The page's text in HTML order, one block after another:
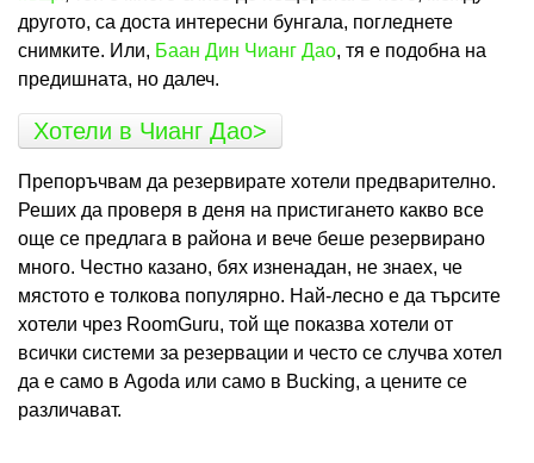
другото, са доста интересни бунгала, погледнете
снимките. Или, Баан Дин Чианг Дао, тя е подобна на
предишната, но далеч.
Хотели в Чианг Дао>
Препоръчвам да резервирате хотели предварително.
Реших да проверя в деня на пристигането какво все
още се предлага в района и вече беше резервирано
много. Честно казано, бях изненадан, не знаех, че
мястото е толкова популярно. Най-лесно е да търсите
хотели чрез RoomGuru, той ще показва хотели от
всички системи за резервации и често се случва хотел
да е само в Agoda или само в Bucking, а цените се
различават.